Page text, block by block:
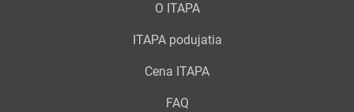
O ITAPA
ITAPA podujatia
Cena ITAPA
FAQ